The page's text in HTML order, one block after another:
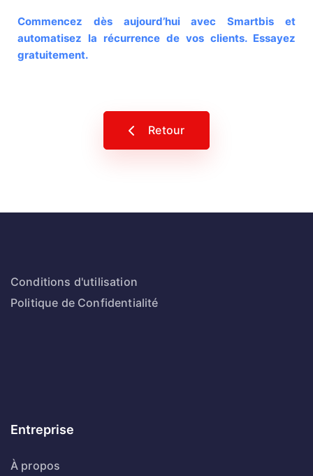
Commencez dès aujourd’hui avec Smartbis et
automatisez la récurrence de vos clients. Essayez
gratuitement.
Retour
Conditions d'utilisation
Politique de Confidentialité
Entreprise
À propos